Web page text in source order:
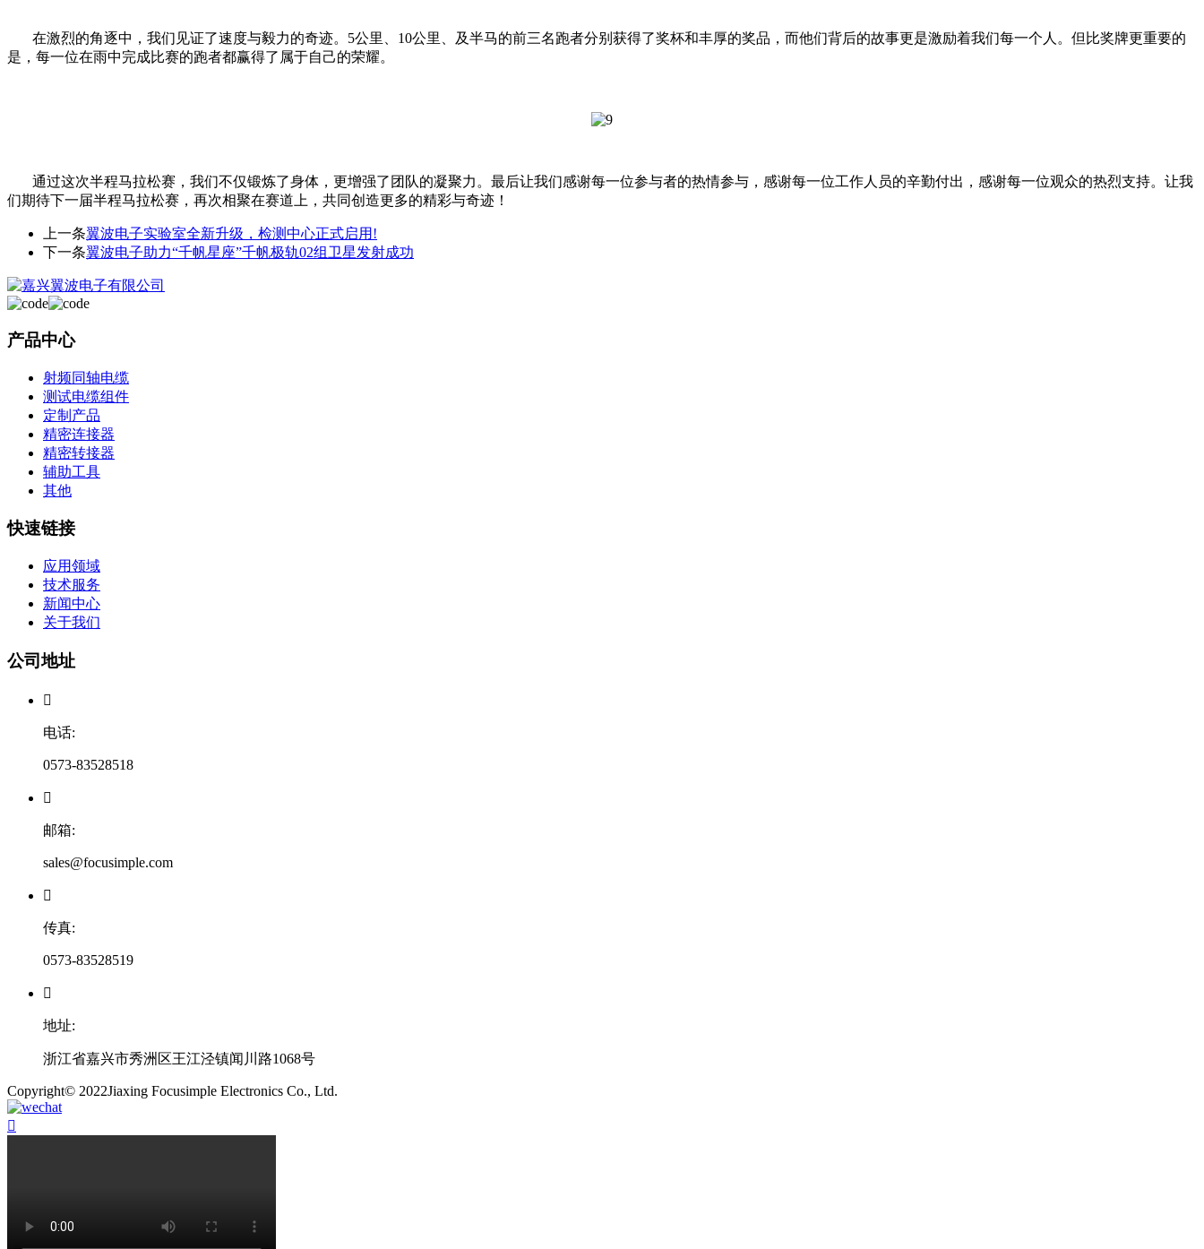
在激烈的角逐中，我们见证了速度与毅力的奇迹。5公里、10公里、及半马的前三名跑者分别获得了奖杯和丰厚的奖品，而他们背后的故事更是激励着我们每一个人。但比奖牌更重要的
是，每一位在雨中完成比赛的跑者都赢得了属于自己的荣耀。
通过这次半程马拉松赛，我们不仅锻炼了身体，更增强了团队的凝聚力。最后让我们感谢每一位参与者的热情参与，感谢每一位工作人员的辛勤付出，感谢每一位观众的热烈支持。让我
们期待下一届半程马拉松赛，再次相聚在赛道上，共同创造更多的精彩与奇迹！
上一条翼波电子实验室全新升级，检测中心正式启用!
下一条翼波电子助力“千帆星座”千帆极轨02组卫星发射成功
产品中心
射频同轴电缆
测试电缆组件
定制产品
精密连接器
精密转接器
辅助工具
其他
快速链接
应用领域
技术服务
新闻中心
关于我们
公司地址

电话:
0573-83528518

邮箱:
sales@focusimple.com

传真:
0573-83528519

地址:
浙江省嘉兴市秀洲区王江泾镇闻川路1068号
​Copyright© 2022Jiaxing Focusimple Electronics Co., Ltd.
